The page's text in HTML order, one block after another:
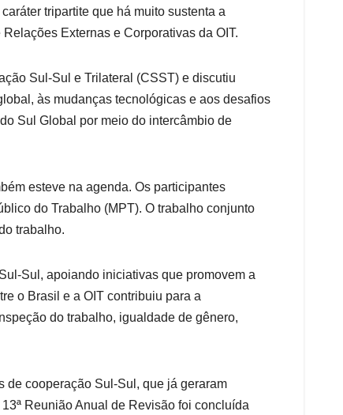
tripartite que há muito sustenta a
Externas e Corporativas da OIT.
Sul-Sul e Trilateral (CSST) e discutiu
às mudanças tecnológicas e aos desafios
Sul Global por meio do intercâmbio de
esteve na agenda. Os participantes
do Trabalho (MPT). O trabalho conjunto
trabalho.
Sul, apoiando iniciativas que promovem a
o Brasil e a OIT contribuiu para a
do trabalho, igualdade de gênero,
de cooperação Sul-Sul, que já geraram
Reunião Anual de Revisão foi concluída